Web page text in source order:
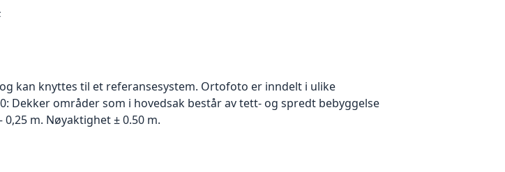
kan knyttes til et referansesystem. Ortofoto er inndelt i ulike
områder som i hovedsak består av tett- og spredt bebyggelse
m. Nøyaktighet ± 0.50 m.